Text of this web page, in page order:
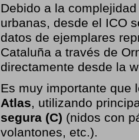
Debido a la
urbanas, desde el ICO
datos de ejemplares
Cataluña a través de
directamente desde la
Es muy importante que
Atlas, utilizando
segura (C) (nidos con
volantones, etc.).